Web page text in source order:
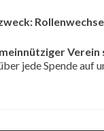
jede Spende auf